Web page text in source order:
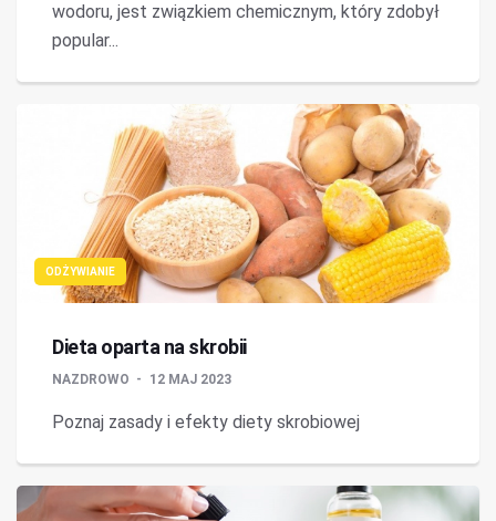
wodoru, jest związkiem chemicznym, który zdobył
popular...
ODŻYWIANIE
Dieta oparta na skrobii
NAZDROWO 12 MAJ 2023
Poznaj zasady i efekty diety skrobiowej